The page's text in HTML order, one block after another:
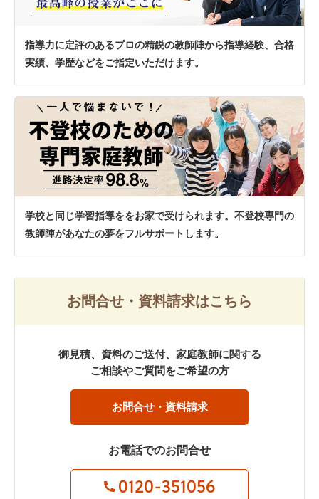
指導力に定評のあるプロの精鋭の教師陣から指導経験、合格
実績、学歴などをご指定いただけます。
学校と同じ学習指導ををお家で受けられます。不登校専門の
教師陣があなたの夢をフルサポートします。
お問合せ・資料請求はこちら
御見積、資料のご送付、家庭教師に関する
ご相談やご質問をご希望の方
お問合せ・資料請求
お電話でのお問合せ
0120-351056